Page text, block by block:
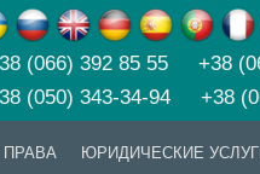
(066) 392 85 55 +38
(050) 343-34-94 +38
ПРАВА ЮРИДИЧЕСКИЕ